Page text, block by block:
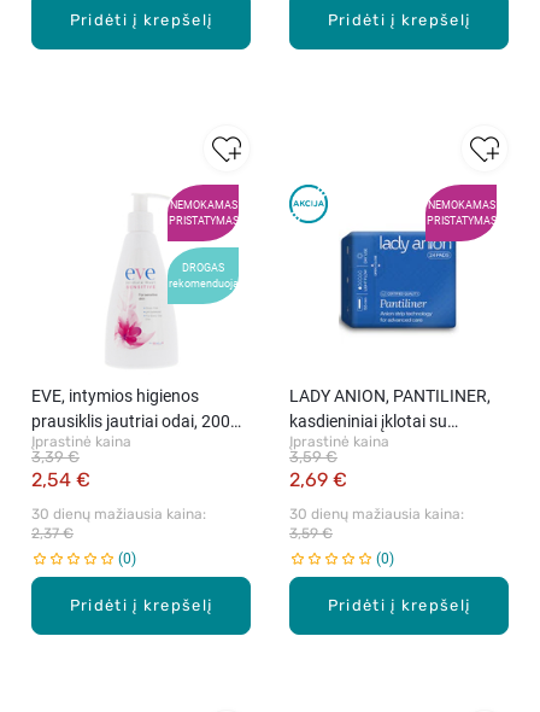
Pridėti į krepšelį Pridėti į krepšelį
NEMOKAMAS
PRISTATYMAS
DROGAS
rekomenduoja
Pridėti į krepšelį
EVE, intymios higienos
prausiklis jautriai odai, 200
ml
Įprastinė kaina
2,54 €
3,39 €
30 dienų mažiausia kaina:
2,37 €
0
NEMOKAMAS
PRISTATYMAS
Pridėti į krepšelį
LADY ANION, PANTILINER,
kasdieniniai įklotai su
anijonine juostele, 24 vnt.
Įprastinė kaina
2,69 €
3,59 €
30 dienų mažiausia kaina:
3,59 €
0